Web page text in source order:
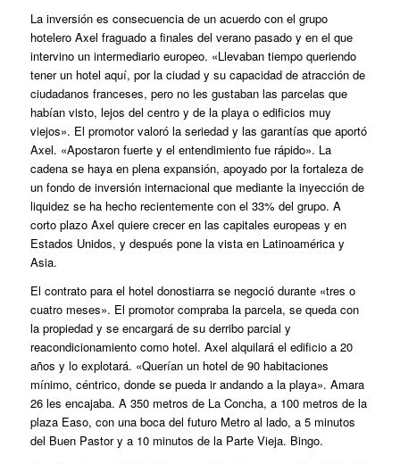
La inversión es consecuencia de un acuerdo con el grupo
hotelero Axel fraguado a finales del verano pasado y en el que
intervino un intermediario europeo. «Llevaban tiempo queriendo
tener un hotel aquí, por la ciudad y su capacidad de atracción de
ciudadanos franceses, pero no les gustaban las parcelas que
habían visto, lejos del centro y de la playa o edificios muy
viejos». El promotor valoró la seriedad y las garantías que aportó
Axel. «Apostaron fuerte y el entendimiento fue rápido». La
cadena se haya en plena expansión, apoyado por la fortaleza de
un fondo de inversión internacional que mediante la inyección de
liquidez se ha hecho recientemente con el 33% del grupo. A
corto plazo Axel quiere crecer en las capitales europeas y en
Estados Unidos, y después pone la vista en Latinoamérica y
Asia.
El contrato para el hotel donostiarra se negoció durante «tres o
cuatro meses». El promotor compraba la parcela, se queda con
la propiedad y se encargará de su derribo parcial y
reacondicionamiento como hotel. Axel alquilará el edificio a 20
años y lo explotará. «Querían un hotel de 90 habitaciones
mínimo, céntrico, donde se pueda ir andando a la playa». Amara
26 les encajaba. A 350 metros de La Concha, a 100 metros de la
plaza Easo, con una boca del futuro Metro al lado, a 5 minutos
del Buen Pastor y a 10 minutos de la Parte Vieja. Bingo.